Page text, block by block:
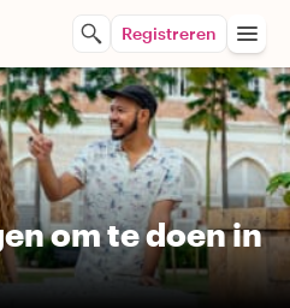
Registreren
om te doen in